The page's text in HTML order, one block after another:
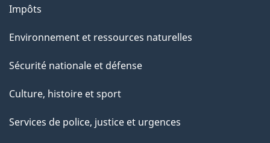
Impôts
Environnement et ressources naturelles
Sécurité nationale et défense
Culture, histoire et sport
Services de police, justice et urgences